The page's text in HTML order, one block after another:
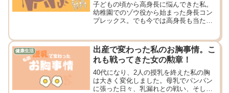
子どもの頃から高身長に悩んできた私。
幼稚園でのゾウ役から始まった身長コン
プレックス。でも今では高身長も当たり
健康生活
出産で変わった私のお胸事情。こ
れも戦ってきた女の勲章！
40代になり、2人の授乳を終えた私の胸
は大きく変化しました。母乳でパンパン
に張った日々、乳漏れとの戦い、そして